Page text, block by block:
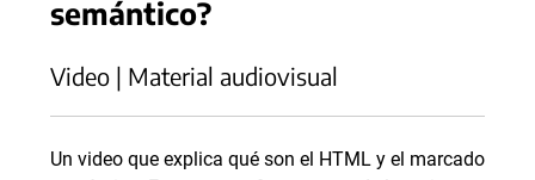
semántico?
Video | Material audiovisual
Un video que explica qué son el HTML y el marcado